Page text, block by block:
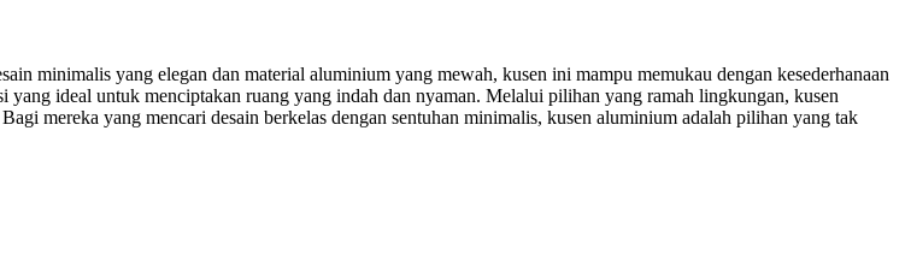
minimalis yang elegan dan material aluminium yang mewah, kusen ini mampu memukau dengan kesederhanaan
ideal untuk menciptakan ruang yang indah dan nyaman. Melalui pilihan yang ramah lingkungan, kusen
mereka yang mencari desain berkelas dengan sentuhan minimalis, kusen aluminium adalah pilihan yang tak